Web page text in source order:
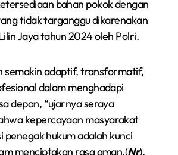
bahan pokok dengan
tidak targanggu dikarenakan
Jaya tahun 2024 oleh Polri.
semakin adaptif, transformatif,
dalam menghadapi
depan, “ujarnya seraya
kepercayaan masyarakat
hukum adalah kunci
menciptakan rasa aman.(Nr).